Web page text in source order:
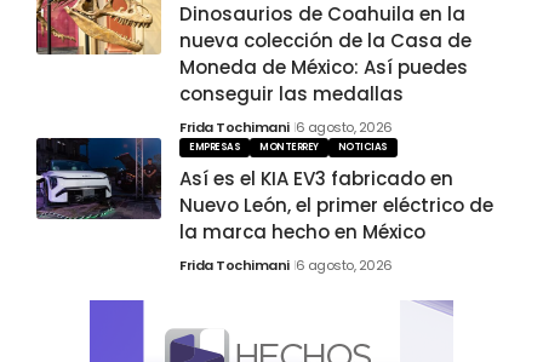
Dinosaurios de Coahuila en la
nueva colección de la Casa de
Moneda de México: Así puedes
conseguir las medallas
Frida Tochimani 6 agosto, 2026
EMPRESAS MONTERREY NOTICIAS
Así es el KIA EV3 fabricado en
Nuevo León, el primer eléctrico de
la marca hecho en México
Frida Tochimani 6 agosto, 2026